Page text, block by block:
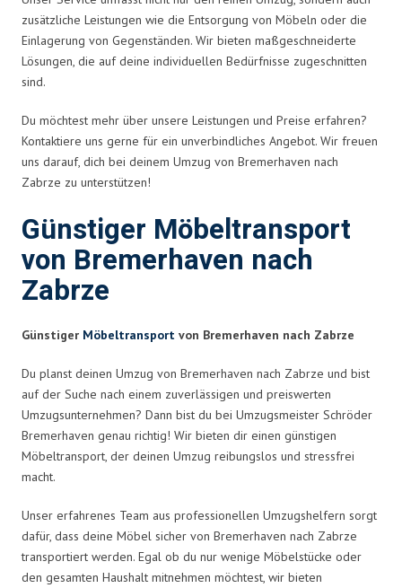
zusätzliche Leistungen wie die Entsorgung von Möbeln oder die
Einlagerung von Gegenständen. Wir bieten maßgeschneiderte
Lösungen, die auf deine individuellen Bedürfnisse zugeschnitten
sind.
Du möchtest mehr über unsere Leistungen und Preise erfahren?
Kontaktiere uns gerne für ein unverbindliches Angebot. Wir freuen
uns darauf, dich bei deinem Umzug von Bremerhaven nach
Zabrze zu unterstützen!
Günstiger Möbeltransport
von Bremerhaven nach
Zabrze
Günstiger Möbeltransport von Bremerhaven nach Zabrze
Du planst deinen Umzug von Bremerhaven nach Zabrze und bist
auf der Suche nach einem zuverlässigen und preiswerten
Umzugsunternehmen? Dann bist du bei Umzugsmeister Schröder
Bremerhaven genau richtig! Wir bieten dir einen günstigen
Möbeltransport, der deinen Umzug reibungslos und stressfrei
macht.
Unser erfahrenes Team aus professionellen Umzugshelfern sorgt
dafür, dass deine Möbel sicher von Bremerhaven nach Zabrze
transportiert werden. Egal ob du nur wenige Möbelstücke oder
den gesamten Haushalt mitnehmen möchtest, wir bieten